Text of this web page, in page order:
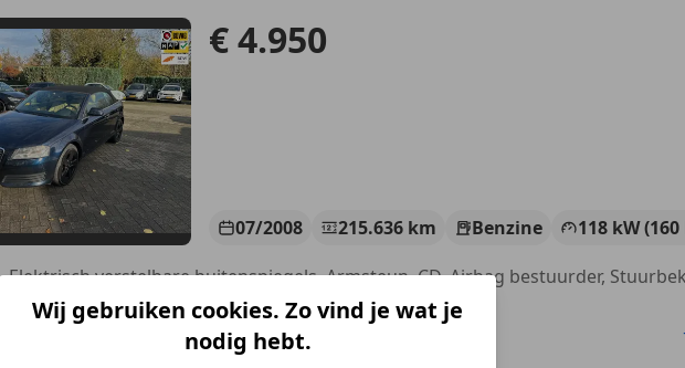
€ 4.950
07/2008 215.636 km Benzine
118 kW (160
Lamme B.V.
LOOSDRECHT
Wij gebruiken cookies. Zo vind je wat je
nodig hebt.